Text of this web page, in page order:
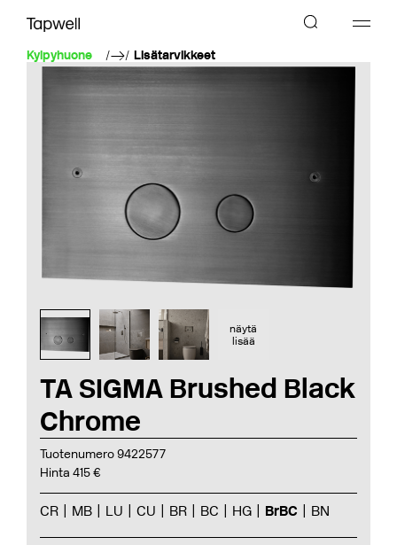
Kylpyhuone Lisätarvikkeet
TA SIGMA Brushed Black
Chrome
Tuotenumero 9422577
Hinta 415 €
CR MB LU CU BR BC HG BrBC BN
näytä
lisää